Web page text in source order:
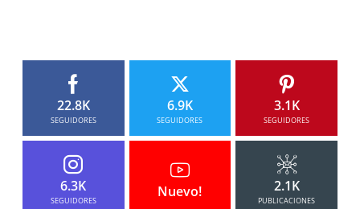
22.8K
SEGUIDORES
6.9K
SEGUIDORES
3.1K
SEGUIDORES
6.3K
SEGUIDORES
Nuevo! 2.1K
PUBLICACIONES